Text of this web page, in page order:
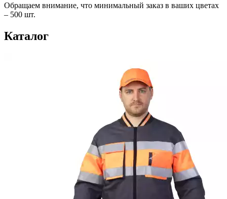
Обращаем внимание, что минимальный заказ в ваших цветах
– 500 шт.
Каталог